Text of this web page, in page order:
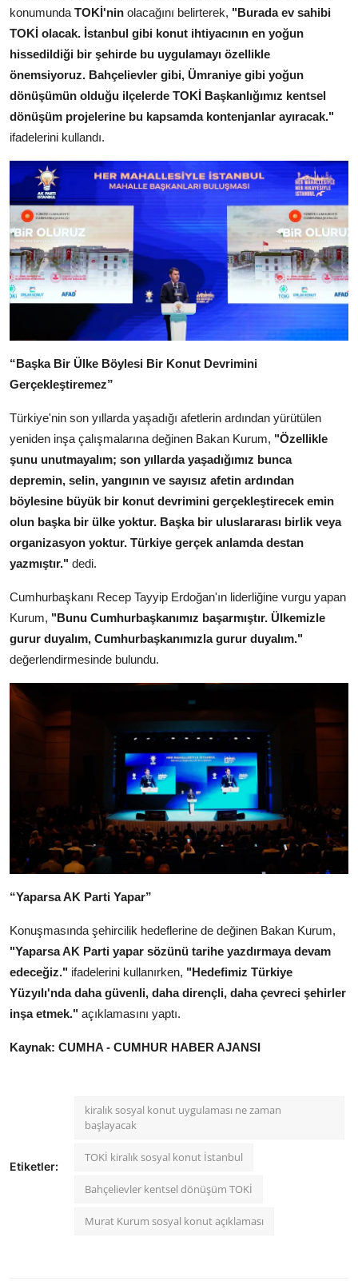
konumunda TOKİ'nin olacağını belirterek, "Burada ev sahibi
TOKİ olacak. İstanbul gibi konut ihtiyacının en yoğun
hissedildiği bir şehirde bu uygulamayı özellikle
önemsiyoruz. Bahçelievler gibi, Ümraniye gibi yoğun
dönüşümün olduğu ilçelerde TOKİ Başkanlığımız kentsel
dönüşüm projelerine bu kapsamda kontenjanlar ayıracak."
ifadelerini kullandı.
“Başka Bir Ülke Böylesi Bir Konut Devrimini
Gerçekleştiremez”
Türkiye'nin son yıllarda yaşadığı afetlerin ardından yürütülen
yeniden inşa çalışmalarına değinen Bakan Kurum, "Özellikle
şunu unutmayalım; son yıllarda yaşadığımız bunca
depremin, selin, yangının ve sayısız afetin ardından
böylesine büyük bir konut devrimini gerçekleştirecek emin
olun başka bir ülke yoktur. Başka bir uluslararası birlik veya
organizasyon yoktur. Türkiye gerçek anlamda destan
yazmıştır." dedi.
Cumhurbaşkanı Recep Tayyip Erdoğan'ın liderliğine vurgu yapan
Kurum, "Bunu Cumhurbaşkanımız başarmıştır. Ülkemizle
gurur duyalım, Cumhurbaşkanımızla gurur duyalım."
değerlendirmesinde bulundu.
“Yaparsa AK Parti Yapar”
Konuşmasında şehircilik hedeflerine de değinen Bakan Kurum,
"Yaparsa AK Parti yapar sözünü tarihe yazdırmaya devam
edeceğiz." ifadelerini kullanırken, "Hedefimiz Türkiye
Yüzyılı'nda daha güvenli, daha dirençli, daha çevreci şehirler
inşa etmek." açıklamasını yaptı.
Kaynak: CUMHA - CUMHUR HABER AJANSI
Etiketler:
kiralık sosyal konut uygulaması ne zaman
başlayacak
TOKİ kiralık sosyal konut İstanbul
Bahçelievler kentsel dönüşüm TOKİ
Murat Kurum sosyal konut açıklaması